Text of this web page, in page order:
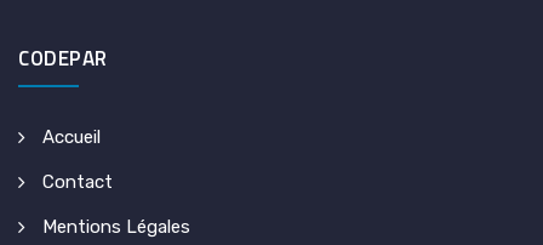
CODEPAR
Accueil
Contact
Mentions Légales